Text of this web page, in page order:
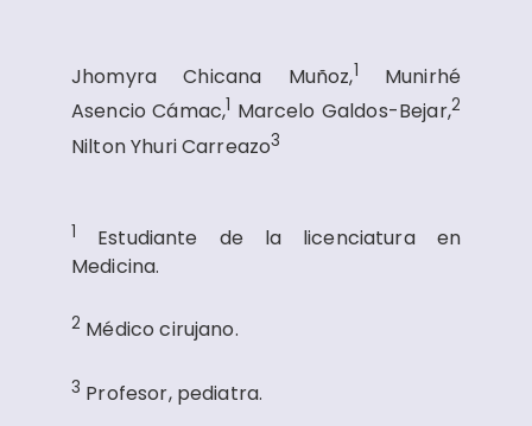
Jhomyra Chicana Muñoz,1 Munirhé
Asencio Cámac,1 Marcelo Galdos-Bejar,2
Nilton Yhuri Carreazo3
1 Estudiante de la licenciatura en
Medicina.
2 Médico cirujano.
3 Profesor, pediatra.